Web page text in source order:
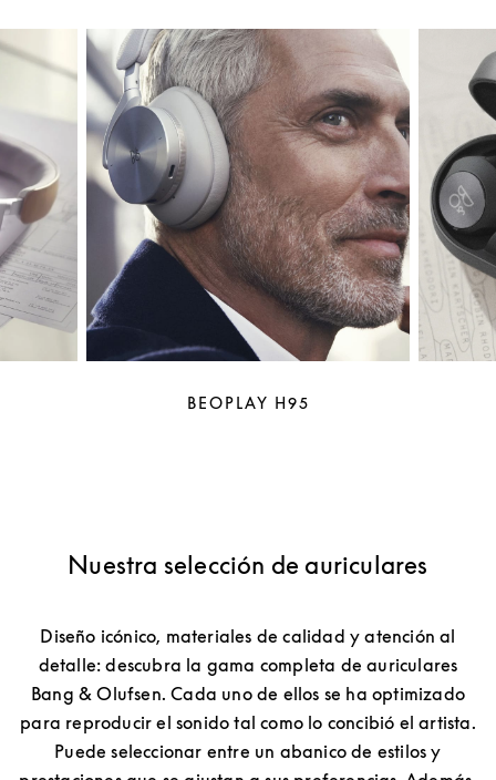
BEOPLAY H95
Nuestra selección de auriculares
Diseño icónico, materiales de calidad y atención al
detalle: descubra la gama completa de auriculares
Bang & Olufsen. Cada uno de ellos se ha optimizado
para reproducir el sonido tal como lo concibió el artista.
Puede seleccionar entre un abanico de estilos y